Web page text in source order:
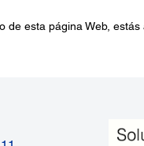
de esta página Web,